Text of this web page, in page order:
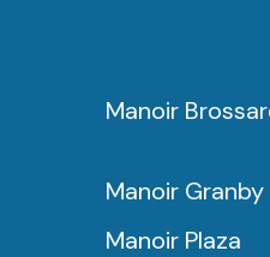
Manoir
Manoir Granby
Manoir Plaza